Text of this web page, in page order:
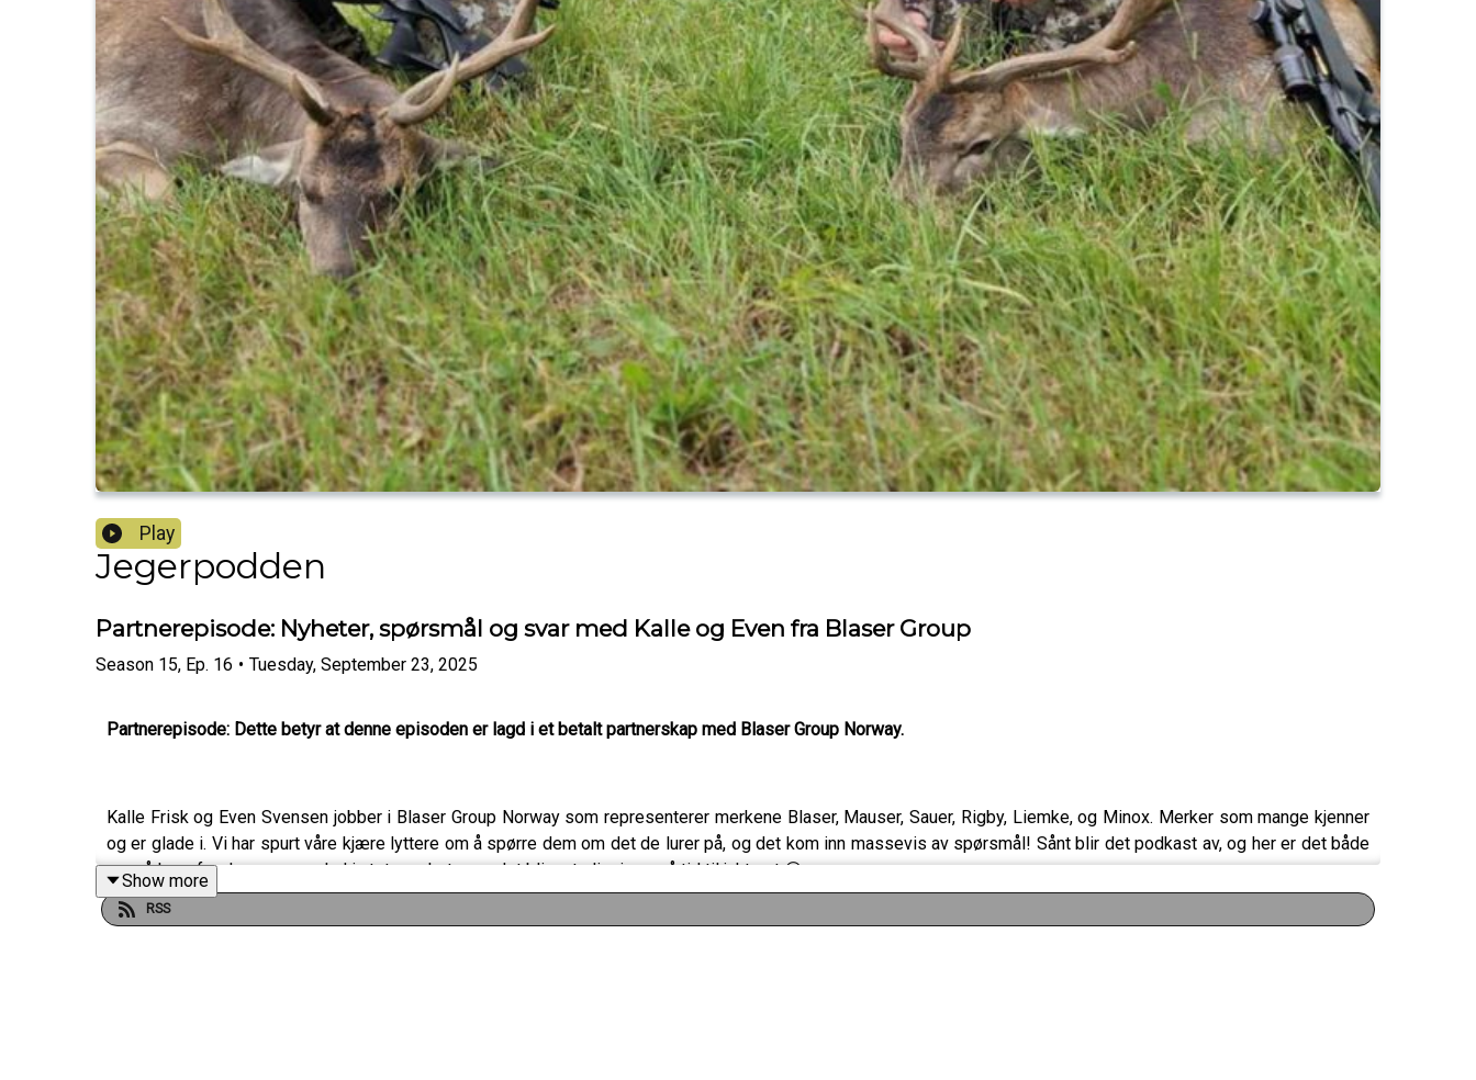
Play
Jegerpodden
Partnerepisode: Nyheter, spørsmål og svar med Kalle og Even fra Blaser Group
Season 15, Ep. 16 • Tuesday, September 23, 2025
Partnerepisode: Dette betyr at denne episoden er lagd i et betalt partnerskap med Blaser Group Norway.
Kalle Frisk og Even Svensen jobber i Blaser Group Norway som representerer merkene Blaser, Mauser, Sauer, Rigby, Liemke, og Minox. Merker som mange kjenner
og er glade i. Vi har spurt våre kjære lyttere om å spørre dem om det de lurer på, og det kom inn massevis av spørsmål! Sånt blir det podkast av, og her er det både
mye å lære for den som er glad i utstyr, nyheter og det blir naturligvis også tid til jaktprat 😁
Show more
RSS